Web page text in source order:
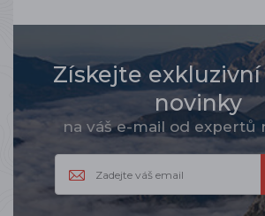
Získejte exkluzivní
novinky
na váš e-mail od expertů